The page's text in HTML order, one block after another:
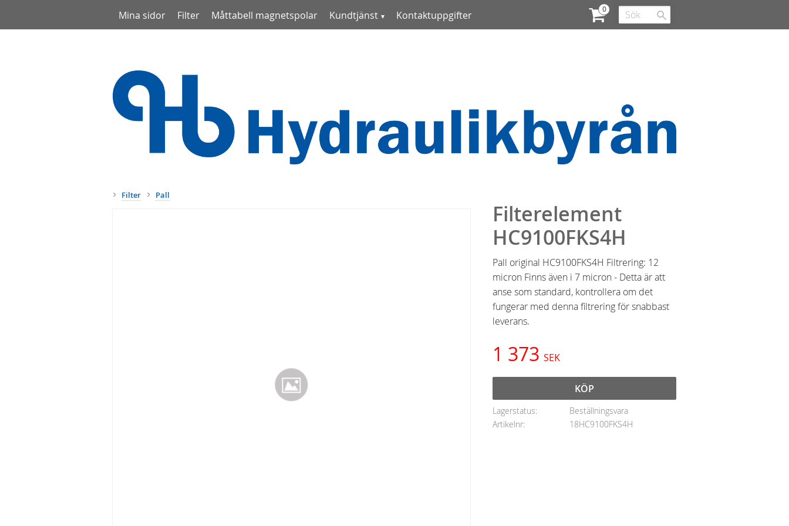
Mina sidor Filter Måttabell magnetspolar Kundtjänst Kontaktuppgifter
Filter Pall
Filterelement
HC9100FKS4H
Pall original HC9100FKS4H Filtrering: 12
micron Finns även i 7 micron - Detta är att
anse som standard, kontrollera om det
fungerar med denna filtrering för snabbast
leverans.
1 373 SEK
KÖP
Lagerstatus
Beställningsvara
Artikelnr
18HC9100FKS4H